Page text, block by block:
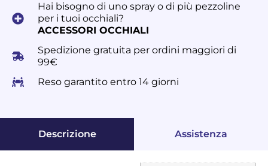
Hai bisogno di uno spray o di più pezzoline
per i tuoi occhiali?
ACCESSORI OCCHIALI
Spedizione gratuita per ordini maggiori di
99€
Reso garantito entro 14 giorni
Descrizione Assistenza